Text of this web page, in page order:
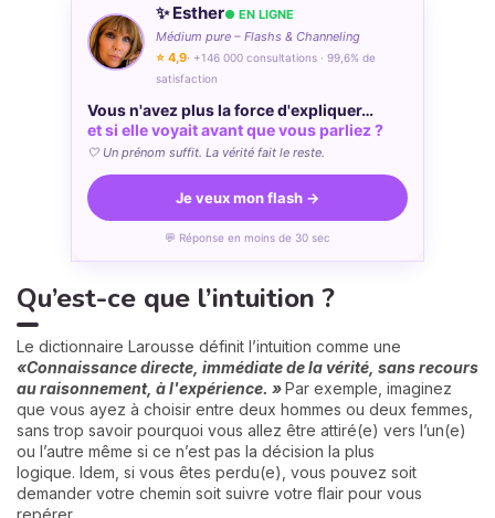
✨ Esther● EN LIGNE
Médium pure – Flashs & Channeling
⭐ 4,9· +146 000 consultations · 99,6% de
satisfaction
Vous n'avez plus la force d'expliquer…
et si elle voyait avant que vous parliez ?
🤍 Un prénom suffit. La vérité fait le reste.
Je veux mon flash →
💬 Réponse en moins de 30 sec
Qu’est-ce que l’intuition ?
Le dictionnaire Larousse définit l’intuition comme une
«Connaissance directe, immédiate de la vérité, sans recours
au raisonnement, à l'expérience. »Par exemple, imaginez
que vous ayez à choisir entre deux hommes ou deux femmes,
sans trop savoir pourquoi vous allez être attiré(e) vers l’un(e)
ou l’autre même si ce n’est pas la décision la plus
logique. Idem, si vous êtes perdu(e), vous pouvez soit
demander votre chemin soit suivre votre flair pour vous
repérer…